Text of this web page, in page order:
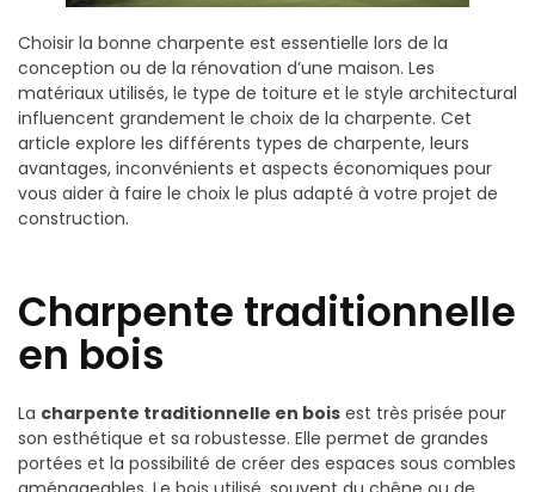
Choisir la bonne charpente est essentielle lors de la
conception ou de la rénovation d’une maison. Les
matériaux utilisés, le type de toiture et le style architectural
influencent grandement le choix de la charpente. Cet
article explore les différents types de charpente, leurs
avantages, inconvénients et aspects économiques pour
vous aider à faire le choix le plus adapté à votre projet de
construction.
Charpente traditionnelle
en bois
La charpente traditionnelle en bois est très prisée pour
son esthétique et sa robustesse. Elle permet de grandes
portées et la possibilité de créer des espaces sous combles